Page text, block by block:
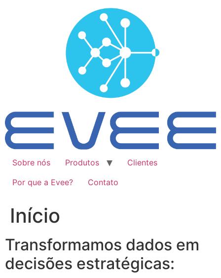
Sobre nós Produtos
Clientes
Por que a Evee?
Contato
Início
Transformamos dados em
decisões estratégicas: